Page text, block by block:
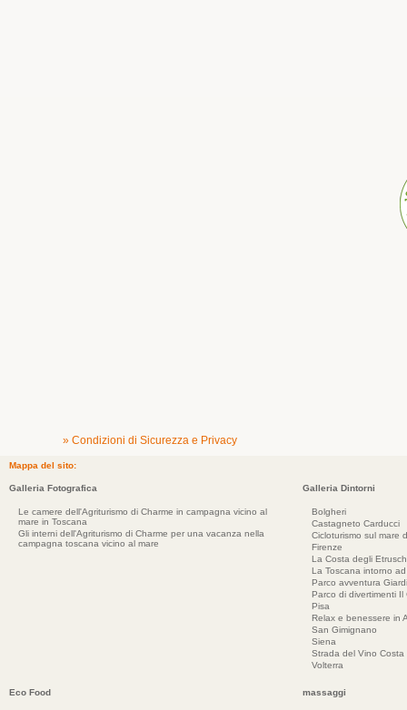
» Condizioni di Sicurezza e Privacy
Mappa del sito:
Galleria Fotografica
Le camere dell'Agriturismo di Charme in campagna vicino al
mare in Toscana
Gli interni dell'Agriturismo di Charme per una vacanza nella
campagna toscana vicino al mare
Galleria Dintorni
Bolgheri
Castagneto Carducci
Cicloturismo sul mare
Firenze
La Costa degli
La Toscana intorno
Parco avventura
Parco di divertimenti Il
Pisa
Relax e benessere in
San Gimignano
Siena
Strada del Vino Costa
Volterra
Eco Food massaggi